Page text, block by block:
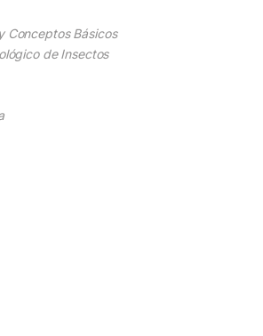
Conceptos Básicos
de Insectos